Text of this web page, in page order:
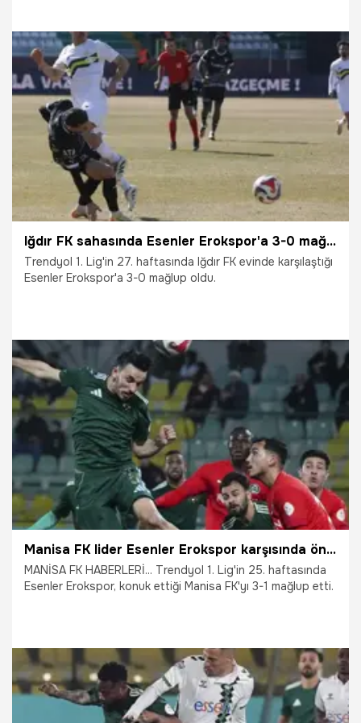
27.02.2026 TFF 1.Lig
Iğdır FK sahasında Esenler Erokspor'a 3-0 mağlup oldu
Trendyol 1. Lig'in 27. haftasında Iğdır FK evinde karşılaştığı
Esenler Erokspor'a 3-0 mağlup oldu.
21.02.2026 TFF 1.Lig
Manisa FK lider Esenler Erokspor karşısında öne geçti ama kaçamadı: 1-3
MANİSA FK HABERLERİ... Trendyol 1. Lig'in 25. haftasında
Esenler Erokspor, konuk ettiği Manisa FK'yı 3-1 mağlup etti.
Manisa